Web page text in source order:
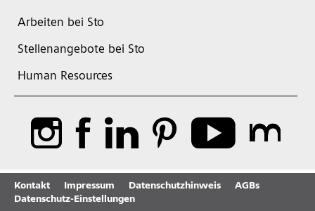
Arbeiten bei Sto
Stellenangebote bei Sto
Human Resources
Kontakt Impressum Datenschutzhinweis
AGBs
Datenschutz-Einstellungen